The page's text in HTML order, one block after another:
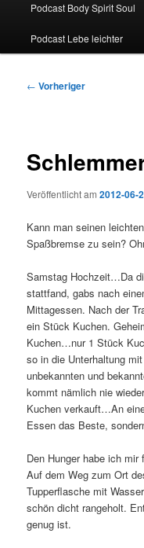
Podcast Body Spirit Soul
Podcast Lebe leichter
Beitragsnavigation
← Vorheriger
Veröffentlicht am2012-06-
Kann man seinen
Spaßbremse zu sein?
Samstag Hochzeit…Da
stattfand, gabs nach
Mittagessen. Nach der
ein Stück Kuchen.
Kuchen…nur 1 Stück
so in die Unterhaltung
unbekannten und
kommt nämlich nie
Kuchen verkauft…An
Essen das Beste,
Den Hunger habe ich
Auf dem Weg zum Ort
Tupperflasche mit
schön dicht rangeholt.
genug ist.